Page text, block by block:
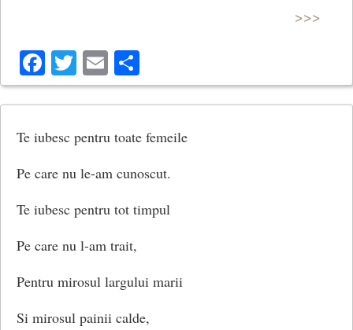
>>>
Facebook
Twitter
Email
Te iubesc pentru toate femeile
Pe care nu le-am cunoscut.
Te iubesc pentru tot timpul
Pe care nu l-am trait,
Pentru mirosul largului marii
Si mirosul painii calde,